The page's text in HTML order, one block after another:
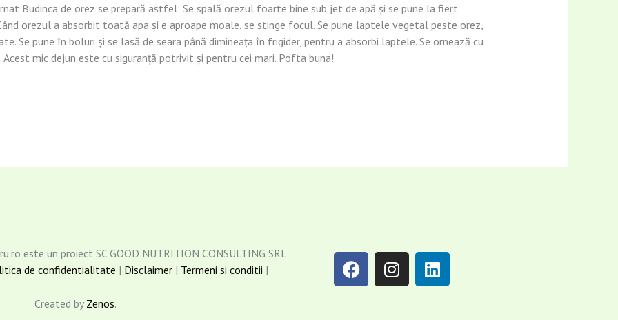
Budinca de orez se prepară astfel: Se spală orezul foarte bine sub jet de apă și se pune la fiert
orezul a absorbit toată apa și e aproape moale, se stinge focul. Se pune laptele vegetal peste orez,
Se pune în boluri și se lasă de seara până dimineața în frigider, pentru a absorbi laptele. Se ornează cu
mic dejun este cu siguranță potrivit și pentru cei mari. Pofta buna!
este un proiect SC GOOD NUTRITION CONSULTING SRL
de confidentialitate | Disclaimer | Termeni si conditii |
Created by Zenos.
F
a
c
I
n
s
L
i
n